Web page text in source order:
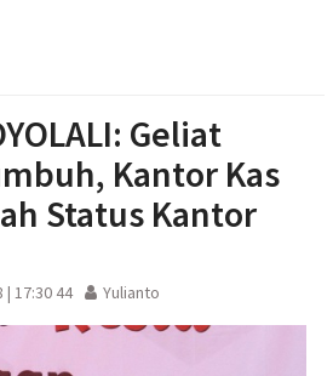
Geliat
Kantor Kas
Status Kantor
17:30 44 Yulianto